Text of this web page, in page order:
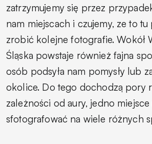
zatrzymujemy się przez
nam miejscach i czujemy, ze to
zrobić kolejne fotografie. Wokół
Śląska powstaje również fajna
osób podsyła nam pomysły lub
okolice. Do tego dochodzą pory
zależności od aury, jedno
sfotografować na wiele różnych